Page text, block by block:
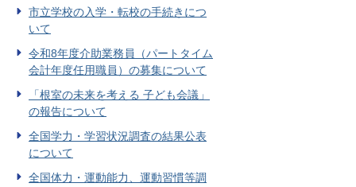
市立学校の入学・転校の手続きにつ
いて
令和8年度介助業務員（パートタイム
会計年度任用職員）の募集について
「根室の未来を考える 子ども会議」
の報告について
全国学力・学習状況調査の結果公表
について
全国体力・運動能力、運動習慣等調